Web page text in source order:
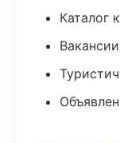
Каталог